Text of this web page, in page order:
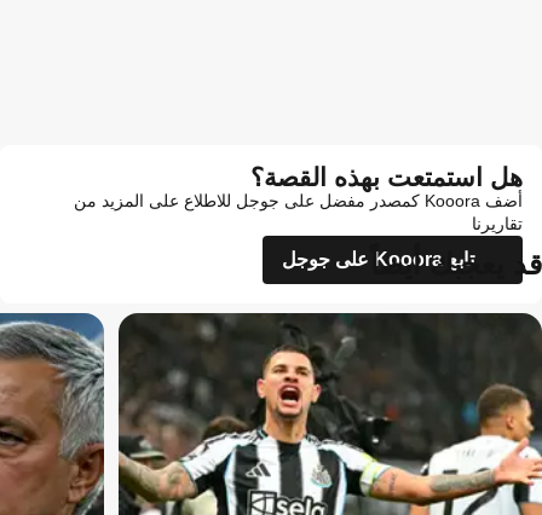
هل استمتعت بهذه القصة؟
أضف Kooora كمصدر مفضل على جوجل للاطلاع على المزيد من
تقاريرنا
تابع Kooora على جوجل
قد يعجبك أيضاً